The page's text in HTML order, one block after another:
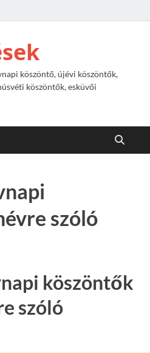
köszöntő, újévi köszöntők,
köszöntők, esküvői
szóló
köszöntők
szóló